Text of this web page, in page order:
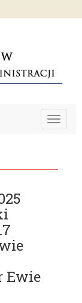
Toggle
Ewie